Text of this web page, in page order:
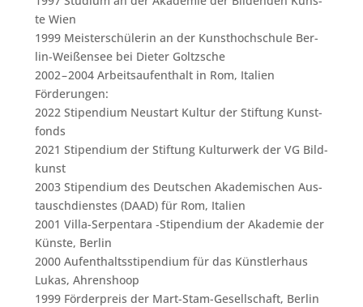
te Wien
1999 Meis­ter­schü­le­rin an der Kunst­hoch­schu­le Ber­
lin-Wei­ßen­see bei Die­ter Goltz­sche
2002 – 2004 Arbeits­auf­ent­halt in Rom, Ita­li­en
För­de­run­gen:
2022 Sti­pen­di­um Neu­start Kul­tur der Stif­tung Kunst­
fonds
2021 Sti­pen­di­um der Stif­tung Kul­tur­werk der VG Bild­
kunst
2003 Sti­pen­di­um des Deut­schen Aka­de­mi­schen Aus­
tausch­diens­tes (DAAD) für Rom, Ita­li­en
2001 Vil­la-Ser­pen­ta­ra ‑Sti­pen­di­um der Aka­de­mie der
Küns­te, Ber­lin
2000 Auf­ent­halts­sti­pen­di­um für das Künst­ler­haus
Lukas, Ahren­shoop
1999 För­der­preis der Mart-Stam-Gesell­schaft, Ber­lin